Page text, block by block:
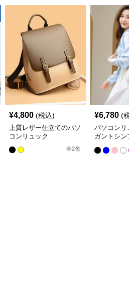
¥4,800 (税込)
上質レザー仕立てのパソ
コンリュック
全2色
¥6,780 (
パソコンリ
ガントシン